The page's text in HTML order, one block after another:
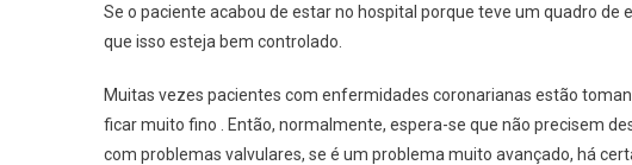
Se o paciente acabou de estar no hospital porque teve um quadro
que isso esteja bem controlado.
Muitas vezes pacientes com enfermidades coronarianas estão
ficar muito fino . Então, normalmente, espera-se que não precisem
com problemas valvulares, se é um problema muito avançado, há